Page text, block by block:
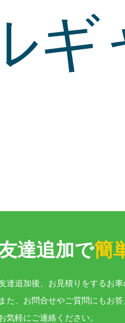
ギ
達追加で簡
達追加後、お見積りをするお
また、お問合せやご質問にもお答
気軽にご連絡ください。